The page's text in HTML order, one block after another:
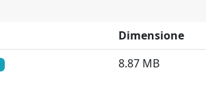
Dimensione
8.87 MB